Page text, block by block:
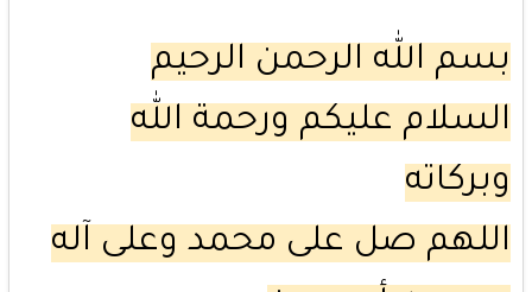
بسم الله الرحمن الرحيم
السلام عليكم ورحمة الله
وبركاته
اللهم صل على محمد وعلى آله